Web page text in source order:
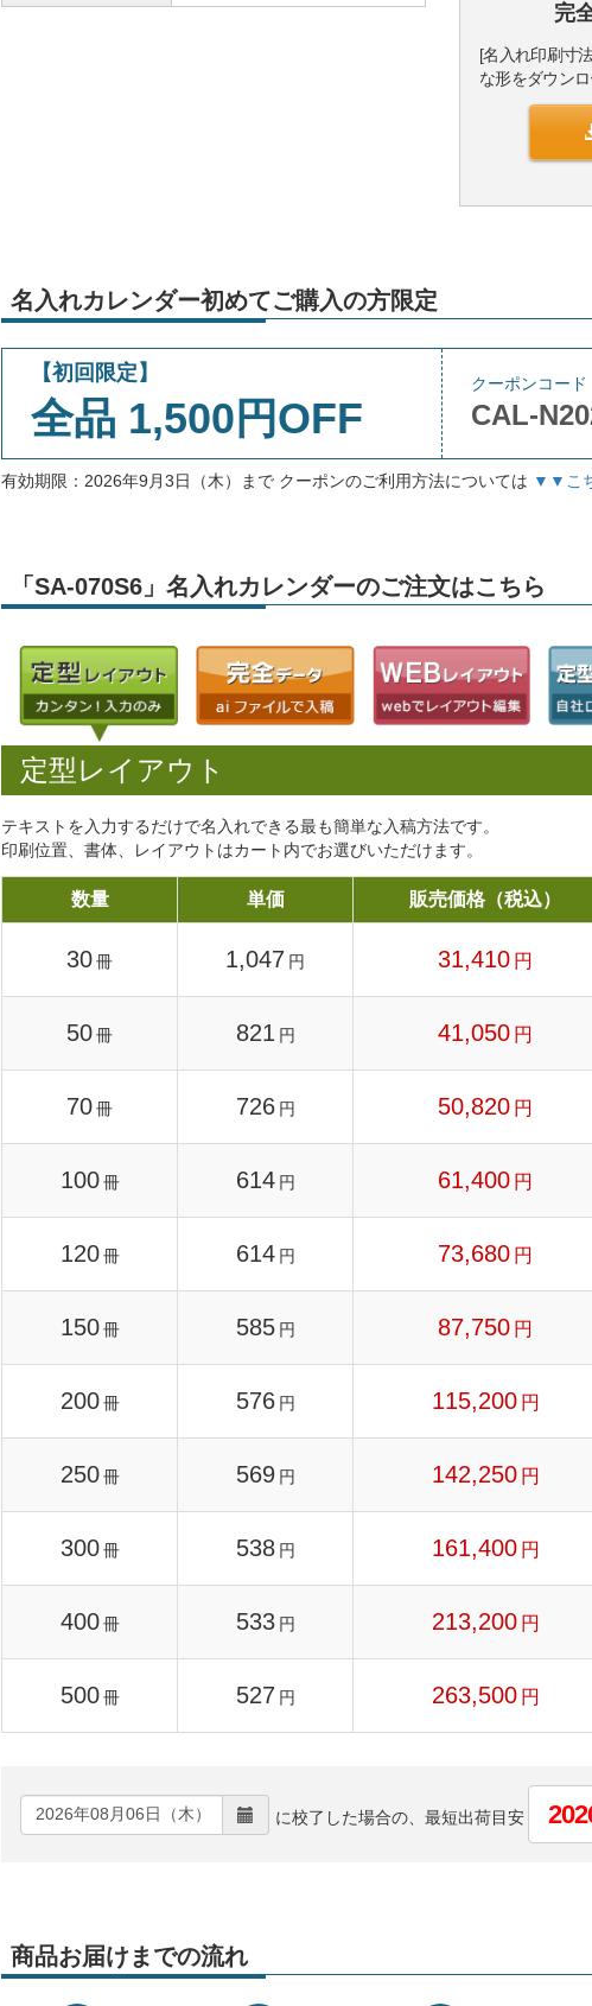
完
[名入れ印刷寸
な形をダウン
名入れカレンダー初めてご購入の方限定
【初回限定】
全品 1,500円OFF
クーポンコード
CAL-
有効期限：2026年9月3日（木）まで クーポンのご利用方法については ▼▼こ
「SA-070S6」名入れカレンダーのご注文はこちら
定型レイアウト
テキストを入力するだけで名入れできる最も簡単な入稿方法です。
印刷位置、書体、レイアウトはカート内でお選びいただけます。
数量 単価 販売価格（税込）
30冊 1,047 円 31,410 円
50冊 821 円 41,050 円
70冊 726 円 50,820 円
100 冊 614 円 61,400 円
120 冊 614 円 73,680 円
150 冊 585 円 87,750 円
200 冊 576 円 115,200 円
250 冊 569 円 142,250 円
300 冊 538 円 161,400 円
400 冊 533 円 213,200 円
500 冊 527 円 263,500 円
に校了した場合の、最短出荷目安
商品お届けまでの流れ